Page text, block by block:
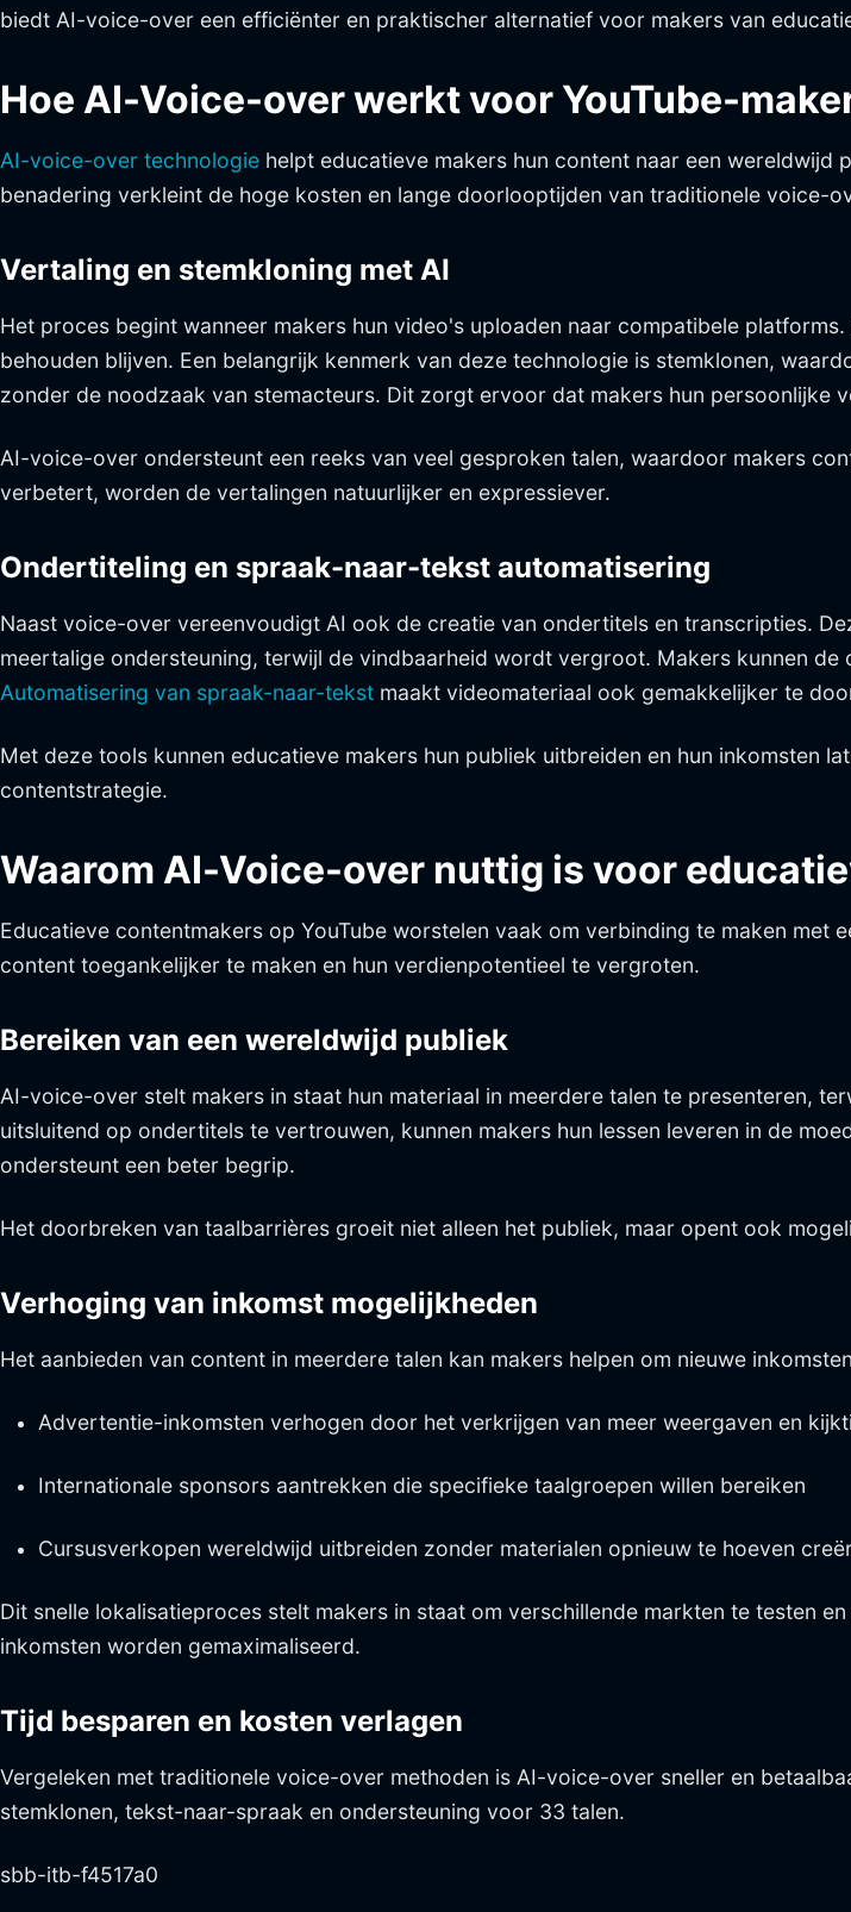
biedt AI-voice-over een efficiënter en praktischer alternatief voor makers van
Hoe AI-Voice-over werkt voor YouTube-
AI-voice-over technologie helpt educatieve makers hun content naar een
benadering verkleint de hoge kosten en lange doorlooptijden van traditionele
Vertaling en stemkloning met AI
Het proces begint wanneer makers hun video's uploaden naar compatibele
behouden blijven. Een belangrijk kenmerk van deze technologie is stemklonen,
zonder de noodzaak van stemacteurs. Dit zorgt ervoor dat makers hun persoonlijke
AI-voice-over ondersteunt een reeks van veel gesproken talen, waardoor makers
verbetert, worden de vertalingen natuurlijker en expressiever.
Ondertiteling en spraak-naar-tekst automatisering
Naast voice-over vereenvoudigt AI ook de creatie van ondertitels en transcripties.
meertalige ondersteuning, terwijl de vindbaarheid wordt vergroot. Makers kunnen
Automatisering van spraak-naar-tekst maakt videomateriaal ook gemakkelijker te
Met deze tools kunnen educatieve makers hun publiek uitbreiden en hun inkomsten
contentstrategie.
Waarom AI-Voice-over nuttig is voor
Educatieve contentmakers op YouTube worstelen vaak om verbinding te maken
content toegankelijker te maken en hun verdienpotentieel te vergroten.
Bereiken van een wereldwijd publiek
AI-voice-over stelt makers in staat hun materiaal in meerdere talen te presenteren,
uitsluitend op ondertitels te vertrouwen, kunnen makers hun lessen leveren in de
ondersteunt een beter begrip.
Het doorbreken van taalbarrières groeit niet alleen het publiek, maar opent ook
Verhoging van inkomst mogelijkheden
Het aanbieden van content in meerdere talen kan makers helpen om nieuwe
Advertentie-inkomsten verhogen door het verkrijgen van meer weergaven en
Internationale sponsors aantrekken die specifieke taalgroepen willen bereiken
Cursusverkopen wereldwijd uitbreiden zonder materialen opnieuw te hoeven
Dit snelle lokalisatieproces stelt makers in staat om verschillende markten te testen
inkomsten worden gemaximaliseerd.
Tijd besparen en kosten verlagen
Vergeleken met traditionele voice-over methoden is AI-voice-over sneller en
stemklonen, tekst-naar-spraak en ondersteuning voor 33 talen.
sbb-itb-f4517a0